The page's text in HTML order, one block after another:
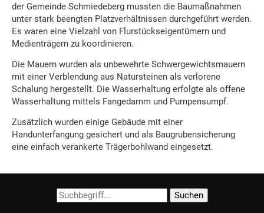
der Gemeinde Schmiedeberg mussten die Baumaßnahmen
unter stark beengten Platzverhältnissen durchgeführt werden.
Es waren eine Vielzahl von Flurstückseigentümern und
Medienträgern zu koordinieren.
Die Mauern wurden als unbewehrte Schwergewichtsmauern
mit einer Verblendung aus Natursteinen als verlorene
Schalung hergestellt. Die Wasserhaltung erfolgte als offene
Wasserhaltung mittels Fangedamm und Pumpensumpf.
Zusätzlich wurden einige Gebäude mit einer
Handunterfangung gesichert und als Baugrubensicherung
eine einfach verankerte Trägerbohlwand eingesetzt.